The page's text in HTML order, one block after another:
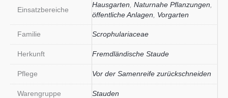
Einsatzbereiche
Hausgarten Naturnahe Pflanzungen
öffentliche Anlagen
Vorgarten
Familie Scrophulariaceae
Herkunft Fremdländische Staude
Pflege Vor der Samenreife zurückschneiden
Warengruppe Stauden